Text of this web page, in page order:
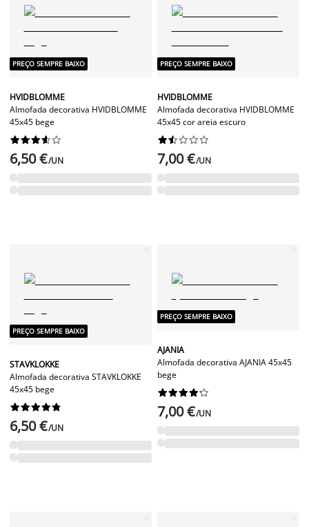
PREÇO SEMPRE BAIXO
HVIDBLOMME
Almofada decorativa HVIDBLOMME
45x45 bege






6,50 €/UN
PREÇO SEMPRE BAIXO
HVIDBLOMME
Almofada decorativa HVIDBLOMME
45x45 cor areia escuro






7,00 €/UN
PREÇO SEMPRE BAIXO
STAVKLOKKE
Almofada decorativa STAVKLOKKE
45x45 bege






6,50 €/UN
PREÇO SEMPRE BAIXO
AJANIA
Almofada decorativa AJANIA 45x45
bege






7,00 €/UN